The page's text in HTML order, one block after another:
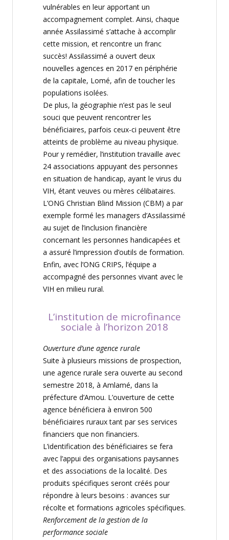
vulnérables en leur apportant un
accompagnement complet. Ainsi, chaque
année Assilassimé s’attache à accomplir
cette mission, et rencontre un franc
succès! Assilassimé a ouvert deux
nouvelles agences en 2017 en périphérie
de la capitale, Lomé, afin de toucher les
populations isolées.
De plus, la géographie n’est pas le seul
souci que peuvent rencontrer les
bénéficiaires, parfois ceux-ci peuvent être
atteints de problème au niveau physique.
Pour y remédier, l’institution travaille avec
24 associations appuyant des personnes
en situation de handicap, ayant le virus du
VIH, étant veuves ou mères célibataires.
L’ONG Christian Blind Mission (CBM) a par
exemple formé les managers d’Assilassimé
au sujet de l’inclusion financière
concernant les personnes handicapées et
a assuré l’impression d’outils de formation.
Enfin, avec l’ONG CRIPS, l’équipe a
accompagné des personnes vivant avec le
VIH en milieu rural.
L’institution de microfinance
sociale à l’horizon 2018
Ouverture d’une agence rurale
Suite à plusieurs missions de prospection,
une agence rurale sera ouverte au second
semestre 2018, à Amlamé, dans la
préfecture d’Amou. L’ouverture de cette
agence bénéficiera à environ 500
bénéficiaires rurauxtant par ses services
financiers que non financiers.
L’identification des bénéficiaires se fera
avec l’appui des organisations paysannes
et des associations de la localité. Des
produits spécifiques seront créés pour
répondre à leurs besoins : avances sur
récolte et formations agricoles spécifiques.
Renforcement de la gestion de la
performance sociale